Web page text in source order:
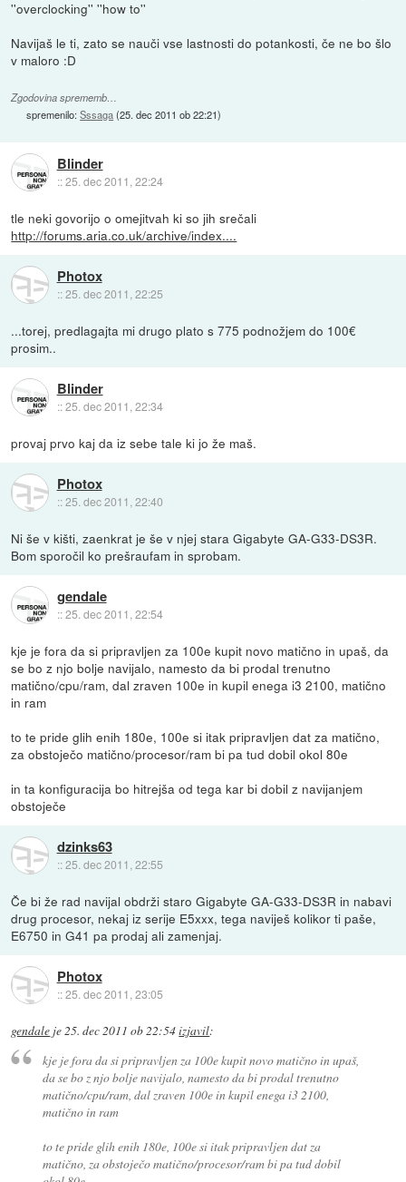
''overclocking'' ''how to''
Navijaš le ti, zato se nauči vse lastnosti do potankosti, če ne bo šlo
v maloro :D
Zgodovina sprememb…
spremenilo:Sssaga(25. dec 2011 ob 22:21)
Blinder
::25. dec 2011, 22:24
tle neki govorijo o omejitvah ki so jih srečali
http://forums.aria.co.uk/archive/index....
Photox
::25. dec 2011, 22:25
...torej, predlagajta mi drugo plato s 775 podnožjem do 100€
prosim..
Blinder
::25. dec 2011, 22:34
provaj prvo kaj da iz sebe tale ki jo že maš.
Photox
::25. dec 2011, 22:40
Ni še v kišti, zaenkrat je še v njej stara Gigabyte GA-G33-DS3R.
Bom sporočil ko prešraufam in sprobam.
gendale
::25. dec 2011, 22:54
kje je fora da si pripravljen za 100e kupit novo matično in upaš, da
se bo z njo bolje navijalo, namesto da bi prodal trenutno
matično/cpu/ram, dal zraven 100e in kupil enega i3 2100, matično
in ram
to te pride glih enih 180e, 100e si itak pripravljen dat za matično,
za obstoječo matično/procesor/ram bi pa tud dobil okol 80e
in ta konfiguracija bo hitrejša od tega kar bi dobil z navijanjem
obstoječe
dzinks63
::25. dec 2011, 22:55
Če bi že rad navijal obdrži staro Gigabyte GA-G33-DS3R in nabavi
drug procesor, nekaj iz serije E5xxx, tega naviješ kolikor ti paše,
E6750 in G41 pa prodaj ali zamenjaj.
Photox
::25. dec 2011, 23:05
gendale je25. dec 2011 ob 22:54izjavil:
kje je fora da si pripravljen za 100e kupit novo matično in upaš,
da se bo z njo bolje navijalo, namesto da bi prodal trenutno
matično/cpu/ram, dal zraven 100e in kupil enega i3 2100,
matično in ram
to te pride glih enih 180e, 100e si itak pripravljen dat za
matično, za obstoječo matično/procesor/ram bi pa tud dobil